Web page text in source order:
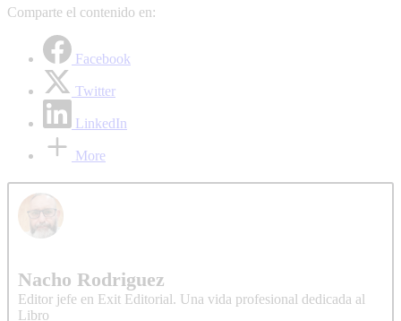
Comparte el contenido en:
Facebook
Twitter
LinkedIn
More
Nacho Rodriguez
Editor jefe en Exit Editorial. Una vida profesional dedicada al
Libro